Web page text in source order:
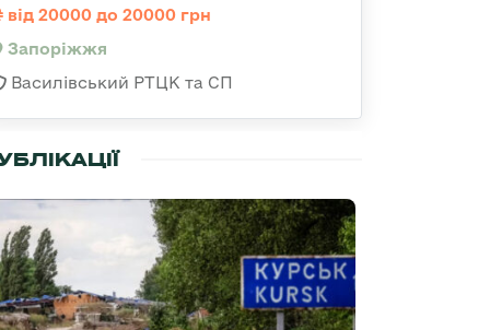
від 20000 до 20000 грн
Запоріжжя
Василівський РТЦК та СП